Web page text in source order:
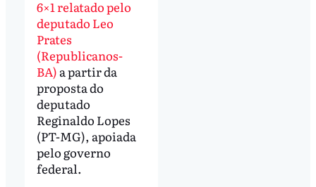
6×1 relatado pelo
deputado Leo
Prates
(Republicanos-
BA) a partir da
proposta do
deputado
Reginaldo Lopes
(PT-MG), apoiada
pelo governo
federal.